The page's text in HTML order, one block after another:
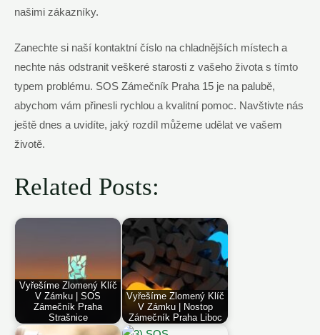
našimi zákazníky.
Zanechte si naší kontaktní číslo na chladnějších místech a
nechte nás odstranit veškeré starosti z vašeho života s tímto
typem problému. SOS Zámečník Praha 15 je na palubě,
abychom vám přinesli rychlou a kvalitní pomoc. Navštivte nás
ještě dnes a uvidíte, jaký rozdíl můžeme udělat ve vašem
životě.
Related Posts:
Vyřešíme Zlomený Klíč
V Zámku | SOS
Zámečník Praha
Strašnice
Vyřešíme Zlomený Klíč
V Zámku | Nostop
Zámečník Praha Liboc